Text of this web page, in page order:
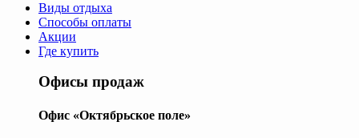
Виды отдыха
Способы оплаты
Акции
Где купить
Офисы продаж
Офис «Октябрьское поле»